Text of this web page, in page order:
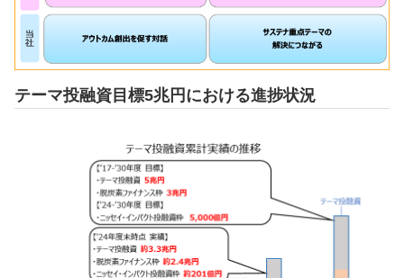
テーマ投融資目標5兆円における進捗状況